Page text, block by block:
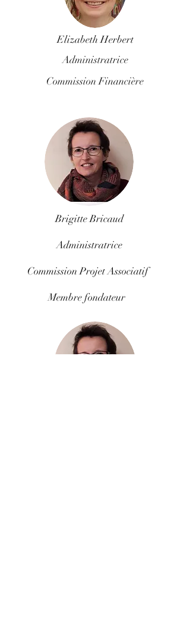
Elizabeth Herbert
Administratrice
Commission Financière
Brigitte Bricaud
Administratrice
Commission Projet Associatif
Membre fondateur